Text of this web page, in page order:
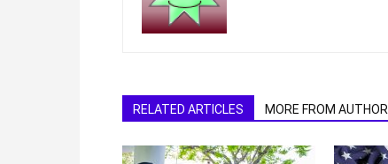
RELATED ARTICLES MORE FROM AUTHOR